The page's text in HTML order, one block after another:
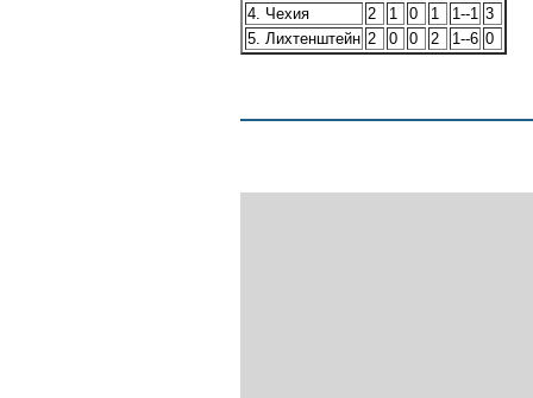
4. Чехия
2 1 0 1 1--1 3
5. Лихтенштейн 2 0 0 2 1--6 0